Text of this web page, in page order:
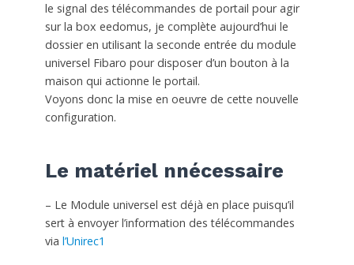
le signal des télécommandes de portail pour agir
sur la box eedomus, je complète aujourd’hui le
dossier en utilisant la seconde entrée du module
universel Fibaro pour disposer d’un bouton à la
maison qui actionne le portail.
Voyons donc la mise en oeuvre de cette nouvelle
configuration.
Le matériel nnécessaire
– Le Module universel est déjà en place puisqu’il
sert à envoyer l’information des télécommandes
via l’Unirec1